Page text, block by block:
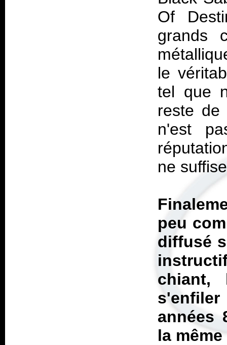
Of
grands
le
tel que
reste de
n'est
ne
peu
diffusé
chiant,
années
la